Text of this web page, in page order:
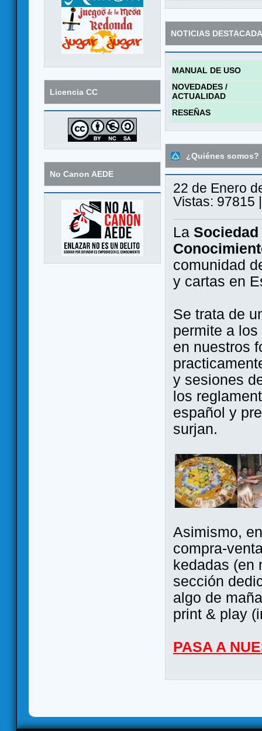
Licencia CC
No Canon AEDE
NOTICIAS
MANUAL DE USO
NOVEDADES /
ACTUALIDAD
RESEÑAS
¿Quiénes somos?
22 de Enero
Vistas: 97815
La
comunidad
y cartas en
Se trata de
permite a
en nuestros
y sesiones
los
español y
surjan.
Asimismo,
compra-
kedadas (en
sección
algo de
print & play
PASA A